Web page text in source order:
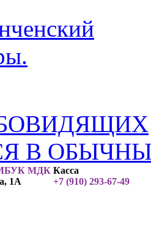
В
МБУК МДК
1А
Касса
+7 (910) 293-67-49